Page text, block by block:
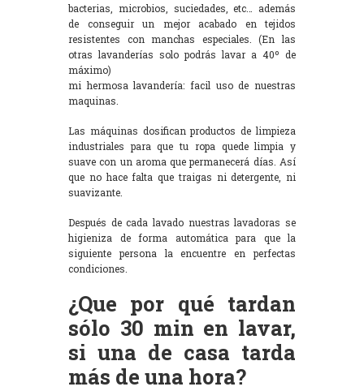
bacterias, microbios, suciedades, etc… además
de conseguir un mejor acabado en tejidos
resistentes con manchas especiales. (En las
otras lavanderías solo podrás lavar a 40º de
máximo)
mi hermosa lavandería: facil uso de nuestras
maquinas.
Las máquinas dosifican productos de limpieza
industriales para que tu ropa quede limpia y
suave con un aroma que permanecerá días. Así
que no hace falta que traigas ni detergente, ni
suavizante.
Después de cada lavado nuestras lavadoras se
higieniza de forma automática para que la
siguiente persona la encuentre en perfectas
condiciones.
¿Que por qué tardan
sólo 30 min en lavar,
si una de casa tarda
más de una hora?